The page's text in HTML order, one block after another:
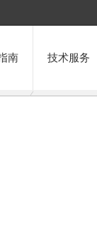
南 技术服务